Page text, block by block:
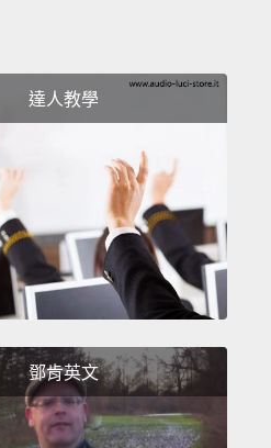
way you can
You flip the clan
the bottom, now
就翻身最快的方法就是
位。對不對？直接家族
這地位。我們是醫生，怎
parents are also the
達人教學
鄧肯英文